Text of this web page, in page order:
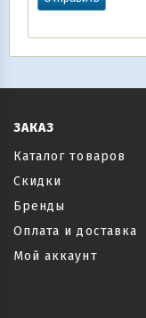
ЗАКАЗ
Каталог товаров
Скидки
Бренды
Оплата и доставка
Мой аккаунт